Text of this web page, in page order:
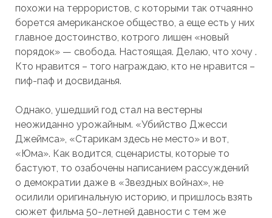
похожи на террористов, с которыми так отчаянно
борется американское общество, а еще есть у них
главное достоинство, котрого лишен «новый
порядок» — свобода. Настоящая. Делаю, что хочу .
Кто нравится – того награждаю, кто не нравится –
пиф-паф и досвиданья.
Однако, ушедший год стал на вестерны
неожиданно урожайным. «Убийство Джесси
Джеймса», «Старикам здесь не место» и вот,
«Юма». Как водится, сценаристы, которые то
бастуют, то озабочены написанием рассуждений
о демократии даже в «Звездных войнах», не
осилили оригинальную историю, и пришлось взять
сюжет фильма 50-летней давности с тем же